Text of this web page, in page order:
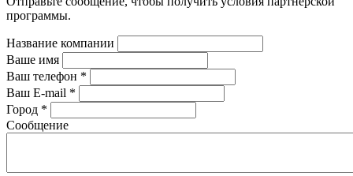
программы.
Название компании
Ваше имя
Ваш телефон *
Ваш E-mail *
Город *
Сообщение